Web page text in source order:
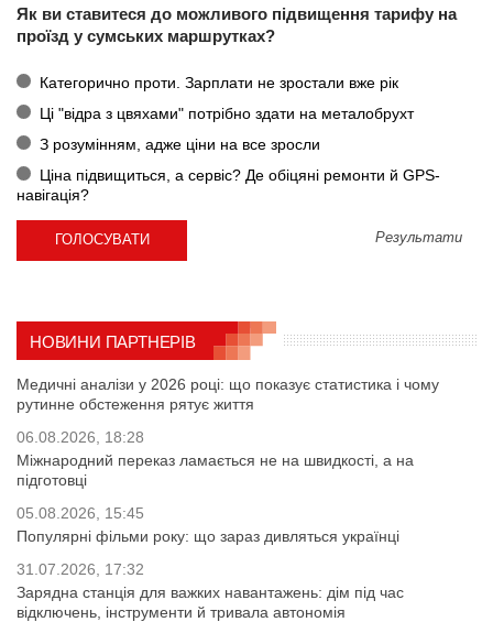
Як ви ставитеся до можливого підвищення тарифу на
проїзд у сумських маршрутках?
Категорично проти. Зарплати не зростали вже рік
Ці "відра з цвяхами" потрібно здати на металобрухт
З розумінням, адже ціни на все зросли
Ціна підвищиться, а сервіс? Де обіцяні ремонти й GPS-
навігація?
Результати
НОВИНИ ПАРТНЕРІВ
Медичні аналізи у 2026 році: що показує статистика і чому
рутинне обстеження рятує життя
06.08.2026, 18:28
Міжнародний переказ ламається не на швидкості, а на
підготовці
05.08.2026, 15:45
Популярні фільми року: що зараз дивляться українці
31.07.2026, 17:32
Зарядна станція для важких навантажень: дім під час
відключень, інструменти й тривала автономія